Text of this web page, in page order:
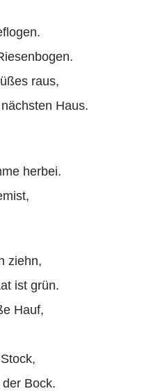
raus,
Haus.
herbei.
ziehn,
ist grün.
Hauf,
Bock.